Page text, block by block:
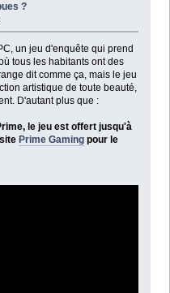
?
un jeu d'enquête qui prend
tous les habitants ont des
dit comme ça, mais le jeu
artistique de toute beauté,
D'autant plus que :
le jeu est offert jusqu'à
Prime Gamingpour le